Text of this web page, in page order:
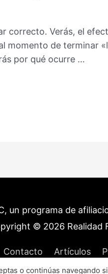
correcto. Verás, el
momento de terminar
por qué ocurre …
un programa de
© 2026 Realidad
Contacto Artículos
o continúas navegando